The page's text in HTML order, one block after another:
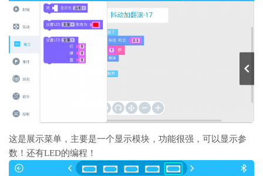
这是展示菜单，主要是一个显示模块，功能很强，可以显示参
数！还有LED的编程！